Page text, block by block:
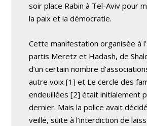
soir place Rabin à Tel-Aviv pour
la paix et la démocratie.
Cette manifestation organisée à
partis Meretz et Hadash, de
d’un certain nombre
autre voix [1] et Le cercle des
endeuillées [2] était initialement
dernier. Mais la police avait
veille, suite à l’interdiction de